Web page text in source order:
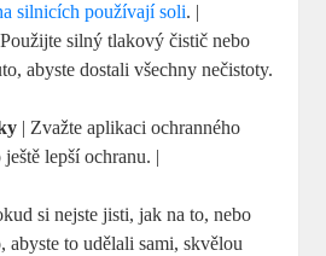
silnicích používají soli. |
silný tlakový čistič nebo
abyste dostali všechny nečistoty.
| Zvažte aplikaci ochranného
lepší ochranu. |
si nejste jisti, jak na to, nebo
abyste to udělali sami, skvělou